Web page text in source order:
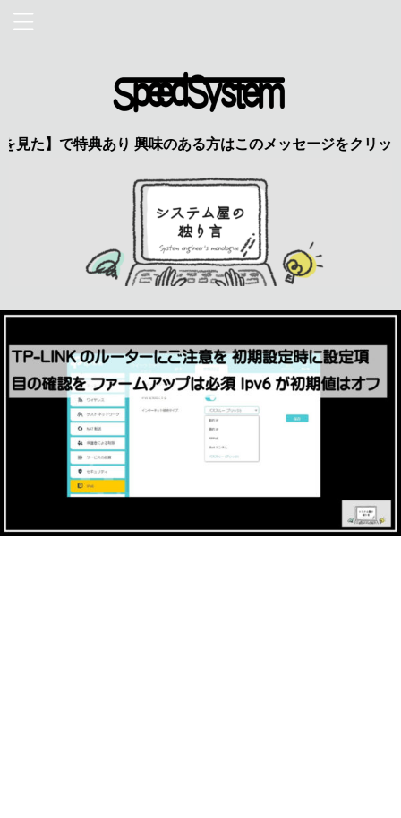
典あり 興味のある方はこのメッセージをクリック